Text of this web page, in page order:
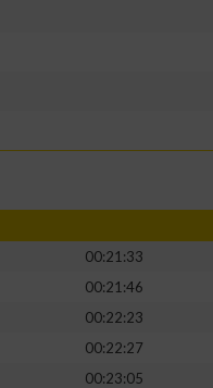
00:21:33
00:21:46
00:22:23
00:22:27
00:23:05